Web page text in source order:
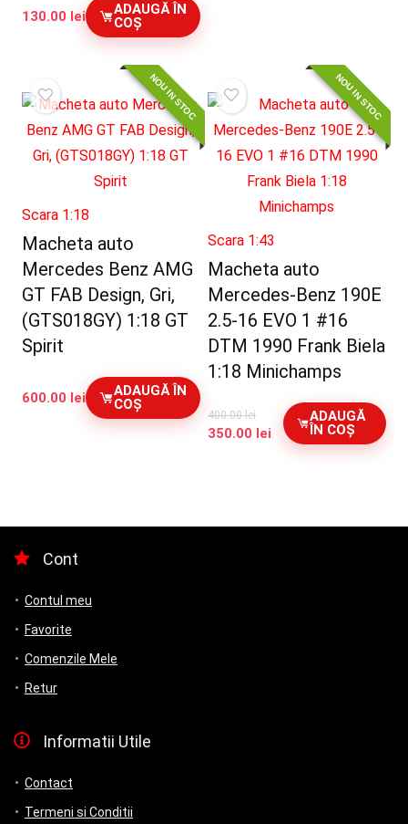
130.00 lei
ADAUGĂ ÎN
COȘ
NOU IN STOC
Scara 1:18
Macheta auto
Mercedes Benz AMG
GT FAB Design, Gri,
(GTS018GY) 1:18 GT
Spirit
600.00 lei
ADAUGĂ ÎN
COȘ
NOU IN STOC
Scara 1:43
Macheta auto
Mercedes-Benz 190E
2.5-16 EVO 1 #16
DTM 1990 Frank Biela
1:18 Minichamps
400.00lei
Prețul
350.00 lei Prețul
ADAUGĂ
ÎN COȘ
Cont
Contul meu
Favorite
Comenzile Mele
Retur
Informatii Utile
Contact
Termeni si Conditii